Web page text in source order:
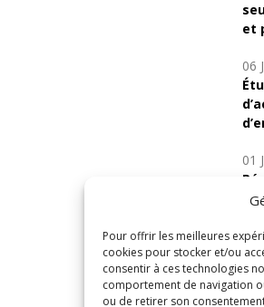
Pour offrir les meilleures
cookies pour stocker et/ou
consentir à ces technologies
comportement de navigation
ou de retirer son
et
06
01